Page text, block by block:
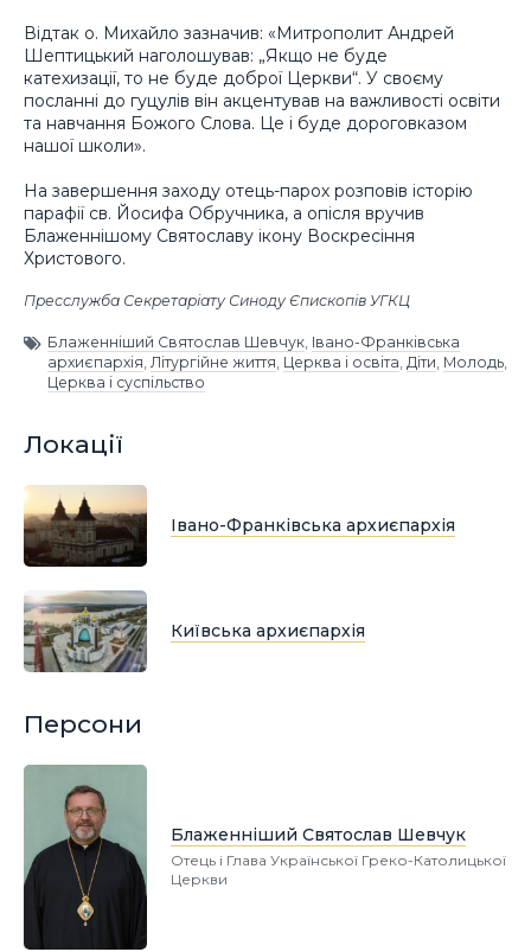
Відтак о. Михайло зазначив: «Митрополит Андрей
Шептицький наголошував: „Якщо не буде
катехизації, то не буде доброї Церкви“. У своєму
посланні до гуцулів він акцентував на важливості освіти
та навчання Божого Слова. Це і буде дороговказом
нашої школи».
На завершення заходу отець-парох розповів історію
парафії св. Йосифа Обручника, а опісля вручив
Блаженнішому Святославу ікону Воскресіння
Христового.
Пресслужба Секретаріату Синоду Єпископів УГКЦ
Блаженніший Святослав Шевчук Івано-Франківська
архиєпархія Літургійне життя Церква і освіта Діти Молодь
Церква і суспільство
Локації
Івано-Франківська архиєпархія
Київська архиєпархія
Персони
Блаженніший Святослав Шевчук
Отець і Глава Української Греко-Католицької
Церкви